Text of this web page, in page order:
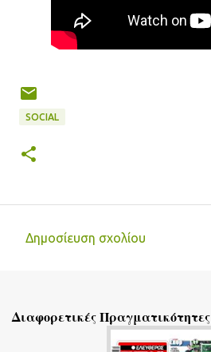
SOCIAL
λ
Δημοσίευση σχολίου
Διαφορετικές Πραγματικότητες